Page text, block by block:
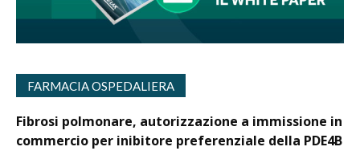
FARMACIA OSPEDALIERA
Fibrosi polmonare, autorizzazione a immissione in
commercio per inibitore preferenziale della PDE4B